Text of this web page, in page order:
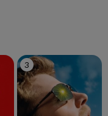
3